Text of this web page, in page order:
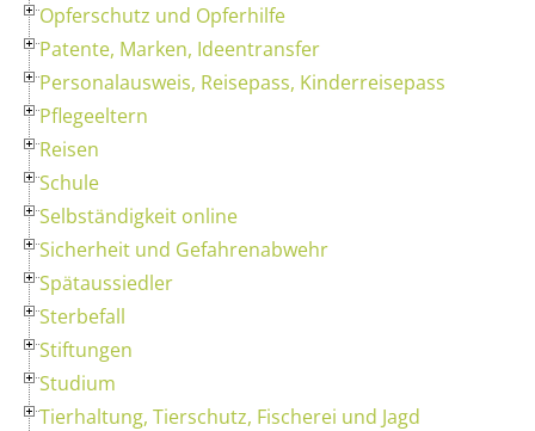
Opferschutz und Opferhilfe
Patente, Marken, Ideentransfer
Personalausweis, Reisepass, Kinderreisepass
Pflegeeltern
Reisen
Schule
Selbständigkeit online
Sicherheit und Gefahrenabwehr
Spätaussiedler
Sterbefall
Stiftungen
Studium
Tierhaltung, Tierschutz, Fischerei und Jagd